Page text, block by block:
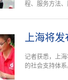
程、服务方法
上海将
记者获悉，上
的社会支持体